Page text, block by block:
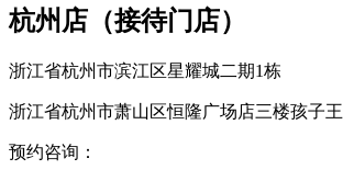
杭州店（接待门店）
浙江省杭州市滨江区星耀城二期1栋
浙江省杭州市萧山区恒隆广场店三楼孩子王
预约咨询：